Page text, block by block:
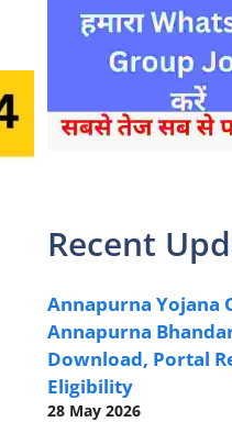
Recent
Annapurna Yojana
Annapurna
Download, Portal
Eligibility
28 May 2026